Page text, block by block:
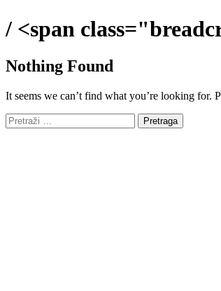
/ <span
Nothing Found
It seems we can’t find what you’re looking for.
Pretraga: